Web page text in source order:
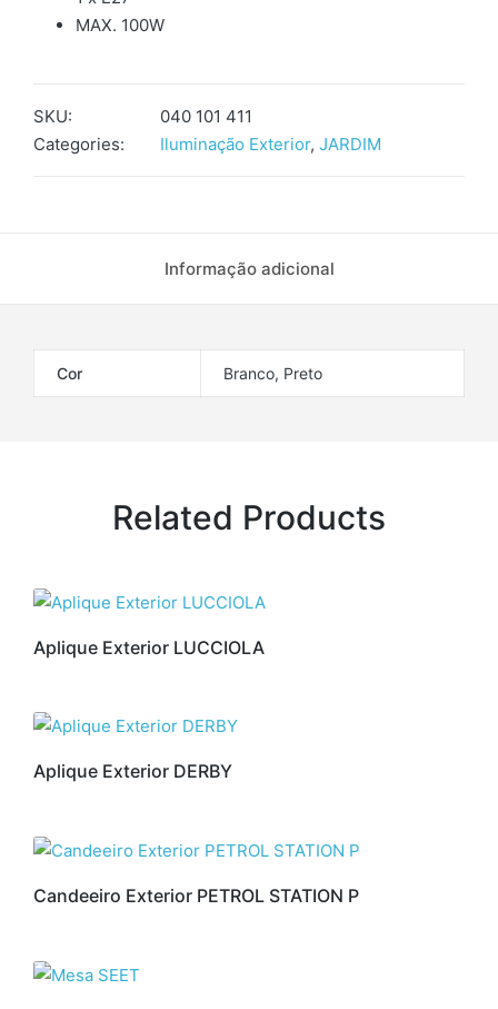
MAX. 100W
SKU:
040 101 411
Categories:
Iluminação Exterior, JARDIM
Informação adicional
Cor Branco, Preto
Related Products
Aplique Exterior LUCCIOLA
Aplique Exterior DERBY
Candeeiro Exterior PETROL STATION P